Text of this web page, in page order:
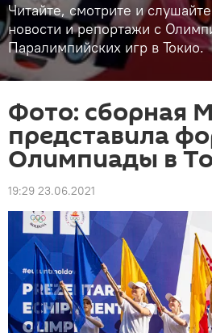
Читайте, смотрите и
новости и репортажи с
Паралимпийских игр в Токио.
Фото: сборная
представила
Олимпиады в
19:29 23.06.2021